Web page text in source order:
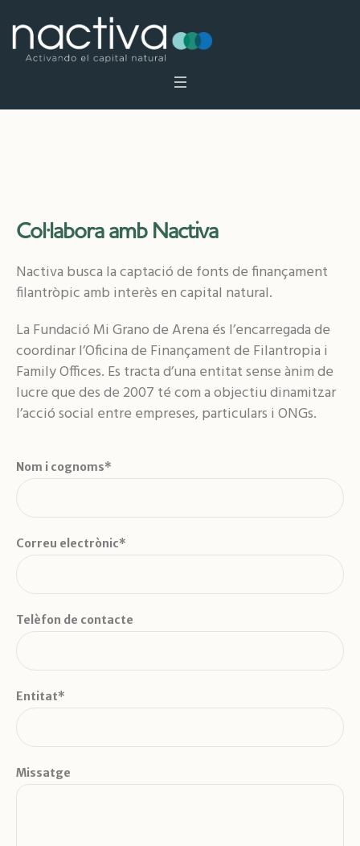
Col·labora amb Nactiva
Nactiva busca la captació de fonts de finançament
filantròpic amb interès en capital natural.
La Fundació Mi Grano de Arena és l’encarregada de
coordinar l’Oficina de Finançament de Filantropia i
Family Offices. Es tracta d’una entitat sense ànim de
lucre que des de 2007 té com a objectiu dinamitzar
l’acció social entre empreses, particulars i ONGs.
Nom i cognoms*
Correu electrònic*
Telèfon de contacte
Entitat*
Missatge